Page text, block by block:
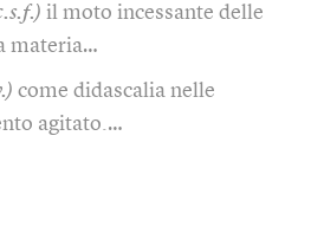
il moto incessante delle
materia…
come didascalia nelle
agitato.…